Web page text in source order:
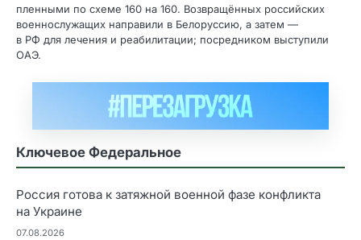
пленными по схеме 160 на 160. Возвращённых российских
военнослужащих направили в Белоруссию, а затем —
в РФ для лечения и реабилитации; посредником выступили
ОАЭ.
Ключевое Федеральное
Россия готова к затяжной военной фазе конфликта
на Украине
07.08.2026